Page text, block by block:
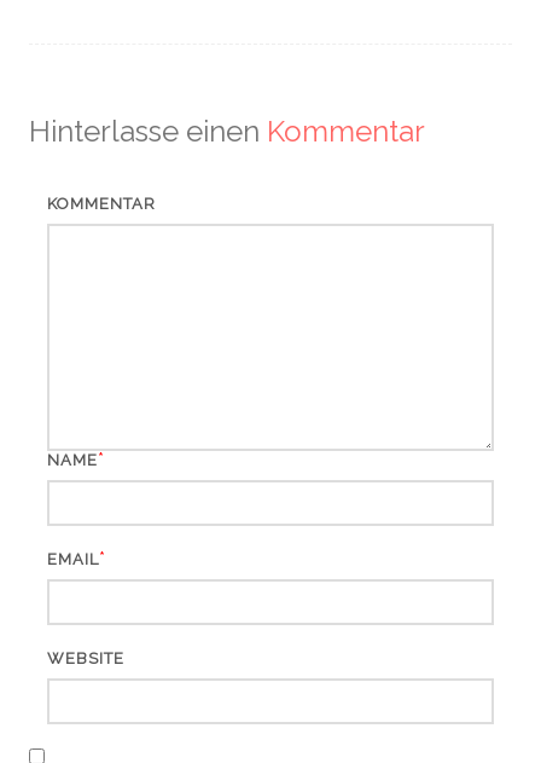
Hinterlasse einen Kommentar
KOMMENTAR
NAME*
EMAIL*
WEBSITE